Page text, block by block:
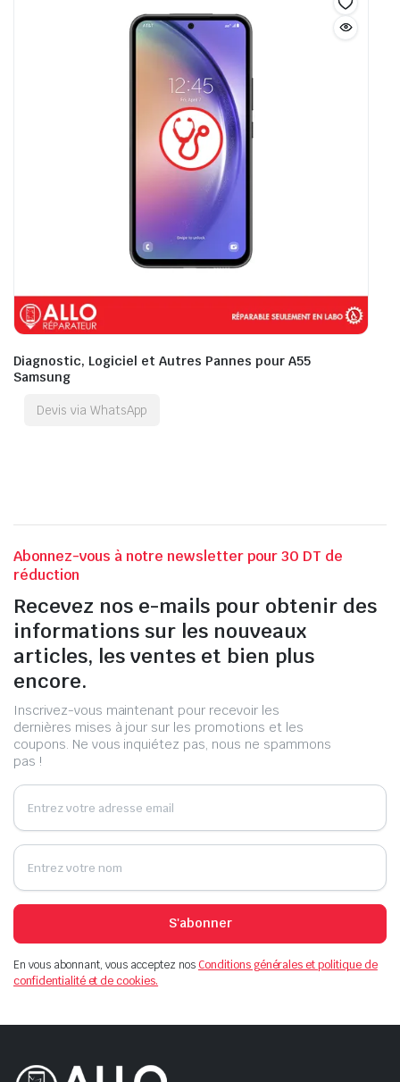
Diagnostic, Logiciel et Autres Pannes pour A55
Samsung
Devis via WhatsApp
Abonnez-vous à notre newsletter pour 30 DT de
réduction
Recevez nos e-mails pour obtenir des
informations sur les nouveaux
articles, les ventes et bien plus
encore.
Inscrivez-vous maintenant pour recevoir les
dernières mises à jour sur les promotions et les
coupons. Ne vous inquiétez pas, nous ne spammons
pas !
S'abonner
En vous abonnant, vous acceptez nosConditions générales et politique de
confidentialité et de cookies.